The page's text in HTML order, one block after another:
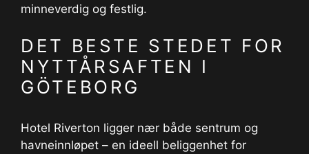
minneverdig og festlig.
DET BESTE STEDET FOR
NYTTÅRSAFTEN I
GÖTEBORG
Hotel Riverton ligger nær både sentrum og
havneinnløpet – en ideell beliggenhet for